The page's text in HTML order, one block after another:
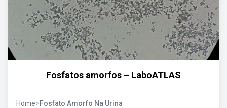
Fosfatos amorfos – LaboATLAS
Home>Fosfato Amorfo Na Urina